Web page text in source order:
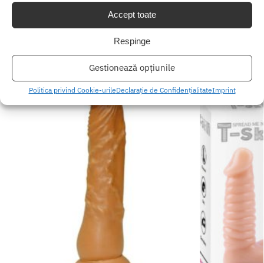
Accept toate
Respinge
Gestionează opțiunile
Politica privind Cookie-urileDeclarație de ConfidențialitateImprint